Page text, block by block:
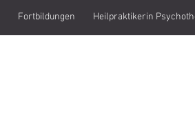
Fortbildungen Heilpraktikerin